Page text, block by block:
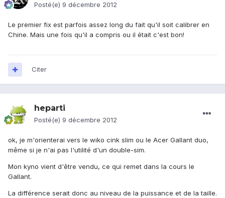
Posté(e) 9 décembre 2012
Le premier fix est parfois assez long du fait qu'il soit calibrer en
Chine. Mais une fois qu'il a compris ou il était c'est bon!
Citer
heparti
Posté(e) 9 décembre 2012
ok, je m'orienterai vers le wiko cink slim ou le Acer Gallant duo,
même si je n'ai pas l'utilité d'un double-sim.
Mon kyno vient d'être vendu, ce qui remet dans la cours le
Gallant.
La différence serait donc au niveau de la puissance et de la taille.